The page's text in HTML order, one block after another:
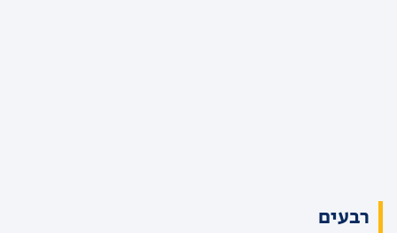
רבעים